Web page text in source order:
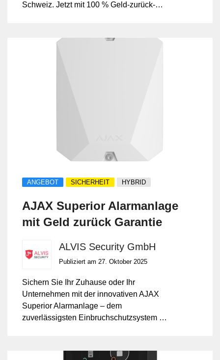
Schweiz. Jetzt mit 100 % Geld-zurück-
ANGEBOT SICHERHEIT HYBRID
AJAX Superior Alarmanlage
mit Geld zurück Garantie
ALVIS Security GmbH
Publiziert am 27. Oktober 2025
Sichern Sie Ihr Zuhause oder Ihr
Unternehmen mit der innovativen AJAX
Superior Alarmanlage – dem
zuverlässigsten Einbruchschutzsystem der
starten Sie risikofrei in Ihre Sicherheit.